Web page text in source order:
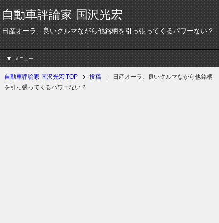
自動車評論家 国沢光宏
日産オーラ、良いクルマながら他銘柄を引っ張ってくるパワーない？
メニュー
自動車評論家 国沢光宏 TOP 投稿
日産オーラ、良いクルマながら他銘柄
を引っ張ってくるパワーない？